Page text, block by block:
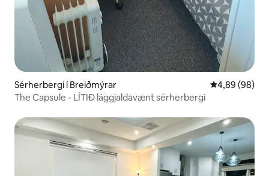
Sérherbergi í Breiðmýrar 4,89 af 5 í
4,89 (98)
The Capsule - LÍTIÐ lággjaldavænt sérherbergi